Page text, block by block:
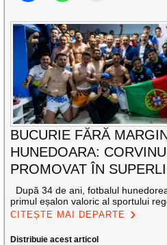
BUCURIE FĂRĂ
HUNEDOARA:
PROMOVAT ÎN
După 34 de ani, fotbalul
primul eșalon valoric al sportului
CITEȘTE MAI DEPARTE
Distribuie acest articol